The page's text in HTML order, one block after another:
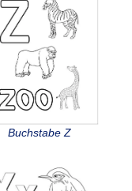
Buchstabe Z